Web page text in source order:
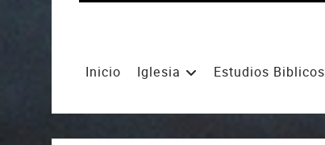
Inicio Iglesia Estudios Biblicos